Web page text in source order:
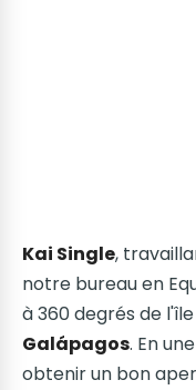
Kai Single,
notre bureau en
à 360 degrés de
Galápagos. En
obtenir un bon